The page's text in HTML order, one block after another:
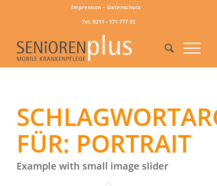
Impressum – Datenschutz
Tel: 0211 - 171 777 92
FÜR: PORTRAIT
Example with small image slider